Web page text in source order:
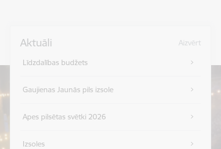
Aktuāli Aizvērt
Līdzdalības budžets
Gaujienas Jaunās pils izsole
Apes pilsētas svētki 2026
Izsoles